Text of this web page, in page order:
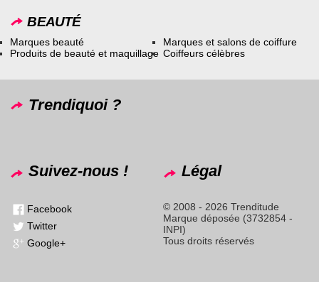
BEAUTÉ
Marques beauté
Produits de beauté et maquillage
Marques et salons de coiffure
Coiffeurs célèbres
Trendiquoi ?
Suivez-nous !
Facebook
Twitter
Google+
Légal
© 2008 - 2026 Trenditude
Marque déposée (3732854 -
INPI)
Tous droits réservés